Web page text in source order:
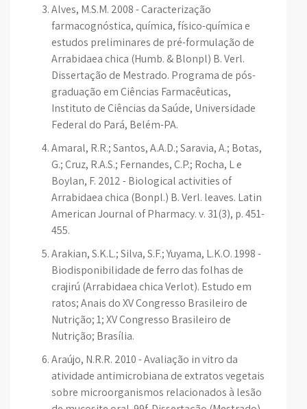
Alves, M.S.M. 2008 - Caracterização
farmacognóstica, química, físico-química e
estudos preliminares de pré-formulação de
Arrabidaea chica (Humb. & Blonpl) B. Verl.
Dissertação de Mestrado. Programa de pós-
graduação em Ciências Farmacêuticas,
Instituto de Ciências da Saúde, Universidade
Federal do Pará, Belém-PA.
Amaral, R.R.; Santos, A.A.D.; Saravia, A.; Botas,
G.; Cruz, R.A.S.; Fernandes, C.P.; Rocha, L e
Boylan, F. 2012 - Biological activities of
Arrabidaea chica (Bonpl.) B. Verl. leaves. Latin
American Journal of Pharmacy. v. 31(3), p. 451-
455.
Arakian, S.K.L.; Silva, S.F.; Yuyama, L.K.O. 1998 -
Biodisponibilidade de ferro das folhas de
crajirú (Arrabidaea chica Verlot). Estudo em
ratos; Anais do XV Congresso Brasileiro de
Nutrição; 1; XV Congresso Brasileiro de
Nutrição; Brasília.
Araújo, N.R.R. 2010 - Avaliação in vitro da
atividade antimicrobiana de extratos vegetais
sobre microorganismos relacionados à lesão